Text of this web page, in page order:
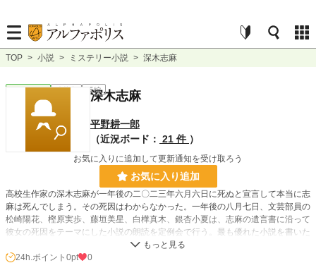
TOP > 小説 > ミステリー小説 > 深木志麻
ミステリー 連載中 長編
深木志麻
平野耕一郎
（近況ボード： 21 件 ）
お気に入りに追加して更新通知を受け取ろう
お気に入り追加
高校生作家の深木志麻が一年後の二〇二三年六月六日に死ぬと宣言して本当に志
麻は死んでしまう。その死因はわからなかった。一年後の八月七日、文芸部員の
松崎陽花、樫原実歩、藤垣美星、白樺真木、銀杏小夏は、志麻の遺言書に沿って
彼女の死因をテーマにした小説の朗読を定例会で行う。最も優れた小説を書いた
者に志麻の未発表原稿と文芸部会長の地位を得ることになる。天才深木志麻の後
を継ぐのは誰かーー？
24h.ポイント 0pt
0